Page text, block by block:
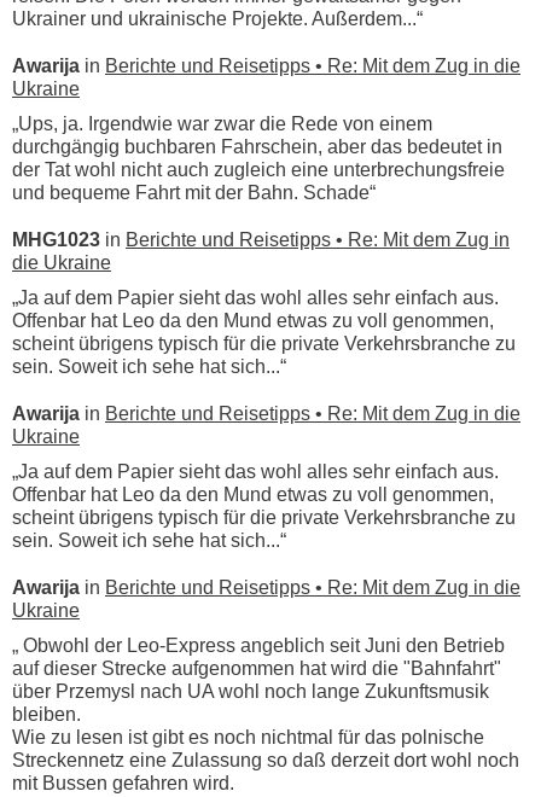
Ukrainer und ukrainische Projekte. Außerdem...“
Awarija in Berichte und Reisetipps • Re: Mit dem Zug in die
Ukraine
„Ups, ja. Irgendwie war zwar die Rede von einem
durchgängig buchbaren Fahrschein, aber das bedeutet in
der Tat wohl nicht auch zugleich eine unterbrechungsfreie
und bequeme Fahrt mit der Bahn. Schade“
MHG1023 in Berichte und Reisetipps • Re: Mit dem Zug in
die Ukraine
„Ja auf dem Papier sieht das wohl alles sehr einfach aus.
Offenbar hat Leo da den Mund etwas zu voll genommen,
scheint übrigens typisch für die private Verkehrsbranche zu
sein. Soweit ich sehe hat sich...“
Awarija in Berichte und Reisetipps • Re: Mit dem Zug in die
Ukraine
„Ja auf dem Papier sieht das wohl alles sehr einfach aus.
Offenbar hat Leo da den Mund etwas zu voll genommen,
scheint übrigens typisch für die private Verkehrsbranche zu
sein. Soweit ich sehe hat sich...“
Awarija in Berichte und Reisetipps • Re: Mit dem Zug in die
Ukraine
„ Obwohl der Leo-Express angeblich seit Juni den Betrieb
auf dieser Strecke aufgenommen hat wird die "Bahnfahrt"
über Przemysl nach UA wohl noch lange Zukunftsmusik
bleiben.
Wie zu lesen ist gibt es noch nichtmal für das polnische
Streckennetz eine Zulassung so daß derzeit dort wohl noch
mit Bussen gefahren wird.